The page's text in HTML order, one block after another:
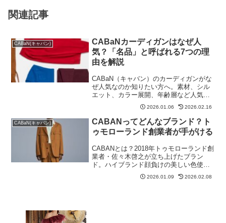
関連記事
CABaN(キャバン)
CABaNカーディガンはなぜ人
気？「名品」と呼ばれる7つの理
由を解説
CABaN（キャバン）のカーディガンがな
ぜ人気なのか知りたい方へ。素材、シル
エット、カラー展開、年齢層など人気の
理由を詳しく解説しています。
2026.01.06 2026.02.16
CABaN(キャバン)
CABANってどんなブランド？ト
ゥモローランド創業者が手がける
CABANとは？2018年トゥモローランド創
業者・佐々木啓之が立ち上げたブラン
ド。ハイブランド顔負けの美しい色使い
とデザインを3〜4万円で提供。20代後
半〜40代に支持される理由を徹底解説。
2026.01.09 2026.02.08